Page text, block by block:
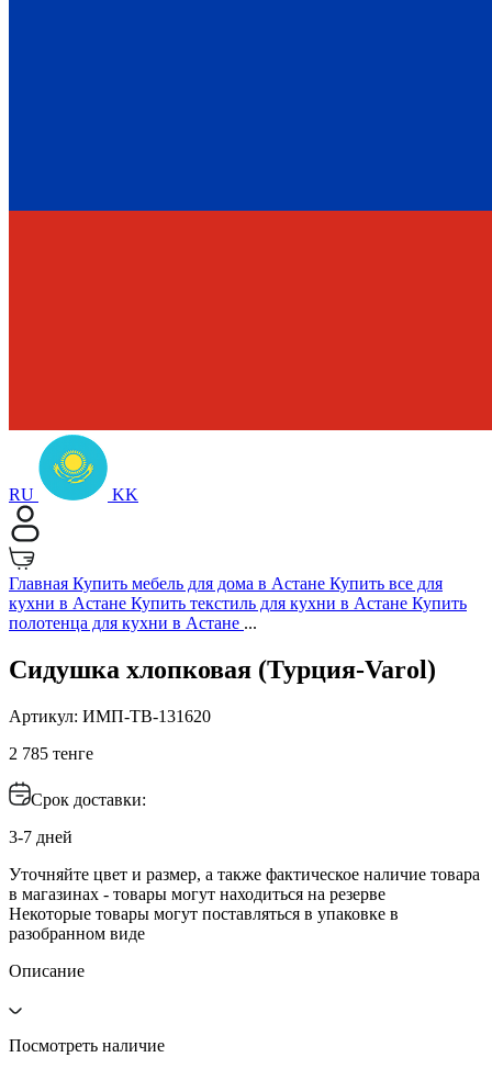
RU KK
Главная Купить мебель для дома в Астане Купить все для
кухни в Астане Купить текстиль для кухни в Астане Купить
полотенца для кухни в Астане ...
Сидушка хлопковая (Турция-Varol)
Артикул: ИМП-ТВ-131620
2 785 тенге
Срок доставки:
3-7 дней
Уточняйте цвет и размер, а также фактическое наличие товара
в магазинах - товары могут находиться на резерве
Некоторые товары могут поставляться в упаковке в
разобранном виде
Описание
Посмотреть наличие